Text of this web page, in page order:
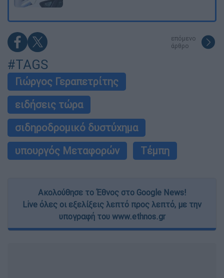
επόμενο
άρθρο
#TAGS
Γιώργος Γεραπετρίτης
ειδήσεις τώρα
σιδηροδρομικό δυστύχημα
υπουργός Μεταφορών
Τέμπη
Ακολούθησε το Έθνος στο Google News!
Live όλες οι εξελίξεις λεπτό προς λεπτό, με την
υπογραφή του www.ethnos.gr